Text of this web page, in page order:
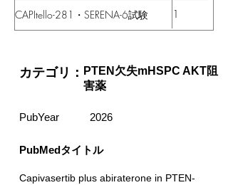
CAPItello-281・SERENA-6試験 1
カテゴリ： PTEN欠失mHSPC AKT阻
害薬
PubYear 2026
PubMedタイトル
Capivasertib plus abiraterone in PTEN-